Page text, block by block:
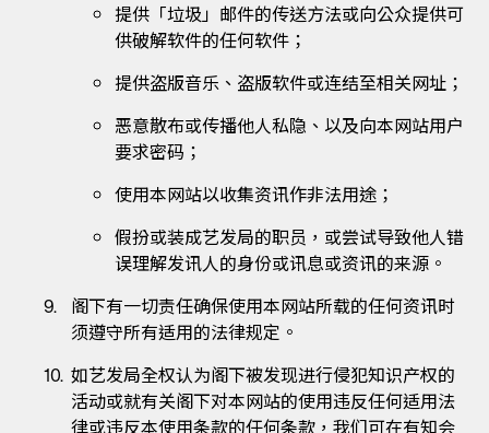
提供「垃圾」邮件的传送方法或向公众提供可
供破解软件的任何软件；
提供盗版音乐、盗版软件或连结至相关网址；
恶意散布或传播他人私隐、以及向本网站用户
要求密码；
使用本网站以收集资讯作非法用途；
假扮或装成艺发局的职员，或尝试导致他人错
误理解发讯人的身份或讯息或资讯的来源。
阁下有一切责任确保使用本网站所载的任何资讯时
须遵守所有适用的法律规定。
如艺发局全权认为阁下被发现进行侵犯知识产权的
活动或就有关阁下对本网站的使用违反任何适用法
律或违反本使用条款的任何条款，我们可在有知会